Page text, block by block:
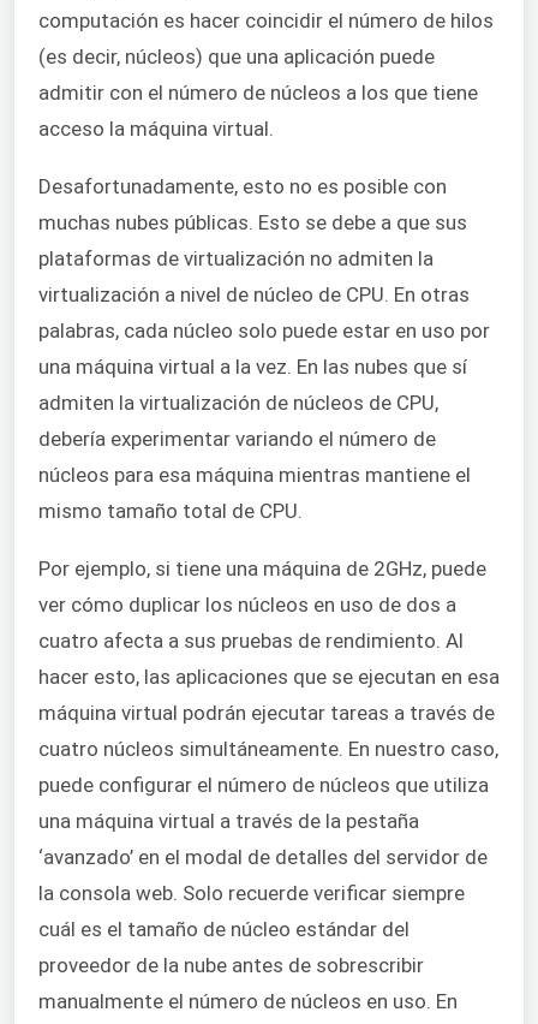
computación es hacer coincidir el número de hilos
(es decir, núcleos) que una aplicación puede
admitir con el número de núcleos a los que tiene
acceso la máquina virtual.
Desafortunadamente, esto no es posible con
muchas nubes públicas. Esto se debe a que sus
plataformas de virtualización no admiten la
virtualización a nivel de núcleo de CPU. En otras
palabras, cada núcleo solo puede estar en uso por
una máquina virtual a la vez. En las nubes que sí
admiten la virtualización de núcleos de CPU,
debería experimentar variando el número de
núcleos para esa máquina mientras mantiene el
mismo tamaño total de CPU.
Por ejemplo, si tiene una máquina de 2GHz, puede
ver cómo duplicar los núcleos en uso de dos a
cuatro afecta a sus pruebas de rendimiento. Al
hacer esto, las aplicaciones que se ejecutan en esa
máquina virtual podrán ejecutar tareas a través de
cuatro núcleos simultáneamente. En nuestro caso,
puede configurar el número de núcleos que utiliza
una máquina virtual a través de la pestaña
‘avanzado’ en el modal de detalles del servidor de
la consola web. Solo recuerde verificar siempre
cuál es el tamaño de núcleo estándar del
proveedor de la nube antes de sobrescribir
manualmente el número de núcleos en uso. En